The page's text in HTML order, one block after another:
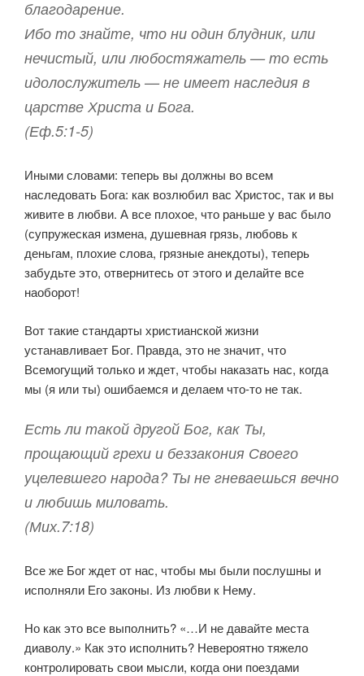
благодарение.
Ибо то знайте, что ни один блудник, или
нечистый, или любостяжатель — то есть
идолослужитель — не имеет наследия в
царстве Христа и Бога.
(Еф.5:1-5)
Иными словами: теперь вы должны во всем
наследовать Бога: как возлюбил вас Христос, так и вы
живите в любви. А все плохое, что раньше у вас было
(супружеская измена, душевная грязь, любовь к
деньгам, плохие слова, грязные анекдоты), теперь
забудьте это, отвернитесь от этого и делайте все
наоборот!
Вот такие стандарты христианской жизни
устанавливает Бог. Правда, это не значит, что
Всемогущий только и ждет, чтобы наказать нас, когда
мы (я или ты) ошибаемся и делаем что-то не так.
Есть ли такой другой Бог, как Ты,
прощающий грехи и беззакония Своего
уцелевшего народа? Ты не гневаешься вечно
и любишь миловать.
(Мих.7:18)
Все же Бог ждет от нас, чтобы мы были послушны и
исполняли Его законы. Из любви к Нему.
Но как это все выполнить? «…И не давайте места
диаволу.» Как это исполнить? Невероятно тяжело
контролировать свои мысли, когда они поездами